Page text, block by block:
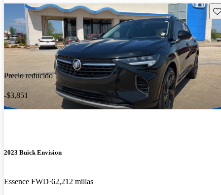
Precio reducido
-$3,851
2023 Buick Envision
Essence FWD 62,212 millas